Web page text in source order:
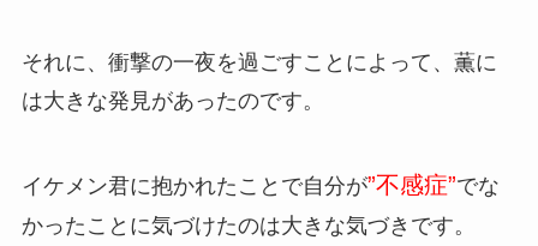
それに、衝撃の一夜を過ごすことによって、薫に
は大きな発見があったのです。
イケメン君に抱かれたことで自分が”不感症”でな
かったことに気づけたのは大きな気づきです。